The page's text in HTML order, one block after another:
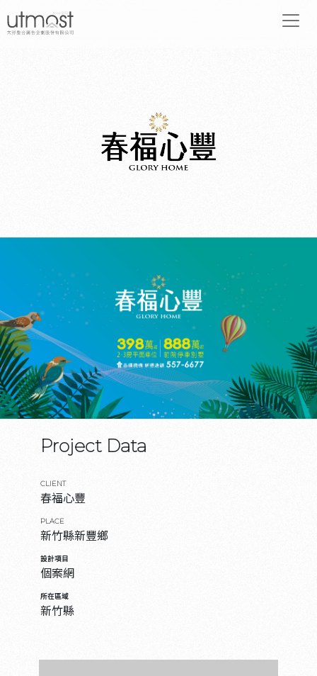
Project Data
CLIENT
春福心豐
PLACE
新竹縣新豐鄉
設計項目
個案網
所在區域
新竹縣